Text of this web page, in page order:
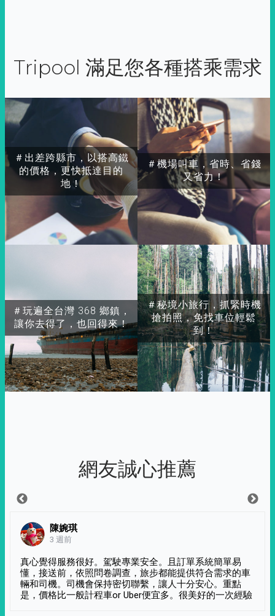
Tripool 滿足您各種搭乘需求
＃出差跨縣市，以搭高鐵
的價格，更快抵達目的
地！
＃玩遍全台灣 368 鄉鎮，
讓你去得了，也回得來！
＃秘境小旅行，抓緊時機
搶拍照，免找車位輕鬆
到！
＃機場叫車，省時、省錢
又省力！
網友誠心推薦
陳婉琪
3 週前
真心覺得服務很好。駕駛專業安全。且訂單系統簡單易
懂，接送前，依照問卷調查，旅步都能提供符合需求的車
輛和司機。司機會保持密切聯繫，讓人十分安心。重點
是，價格比一般計程車or Uber便宜多。很美好的一次經驗